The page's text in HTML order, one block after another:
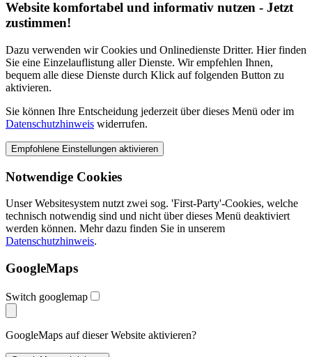
Website komfortabel und informativ nutzen - Jetzt
zustimmen!
Dazu verwenden wir Cookies und Onlinedienste Dritter. Hier finden
Sie eine Einzelauflistung aller Dienste. Wir empfehlen Ihnen,
bequem alle diese Dienste durch Klick auf folgenden Button zu
aktivieren.
Sie können Ihre Entscheidung jederzeit über dieses Menü oder im
Datenschutzhinweis widerrufen.
Notwendige Cookies
Unser Websitesystem nutzt zwei sog. 'First-Party'-Cookies, welche
technisch notwendig sind und nicht über dieses Menü deaktiviert
werden können. Mehr dazu finden Sie in unserem
Datenschutzhinweis.
GoogleMaps
Switch googlemap
GoogleMaps auf dieser Website aktivieren?